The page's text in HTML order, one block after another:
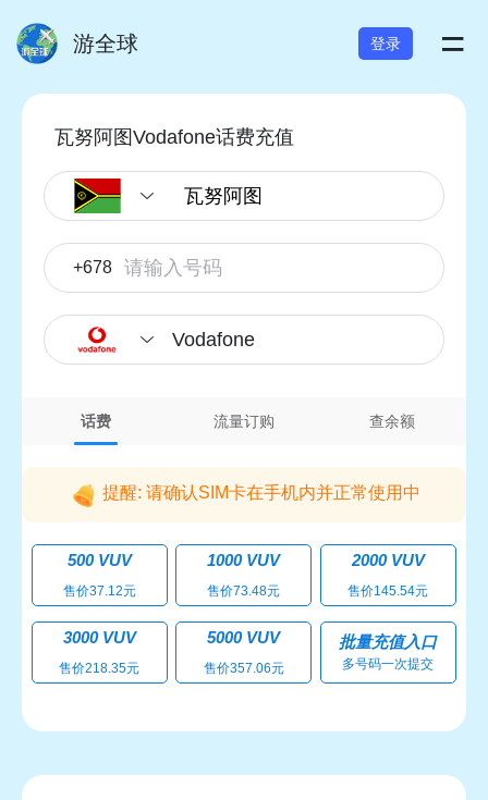
游全球 登录 =
瓦努阿图Vodafone话费充值
+678
Vodafone
话费 流量订购 查余额
提醒: 请确认SIM卡在手机内并正常使用中
500 VUV
售价37.12元
1000 VUV
售价73.48元
2000 VUV
售价145.54元
3000 VUV
售价218.35元
5000 VUV
售价357.06元
批量充值入口
多号码一次提交